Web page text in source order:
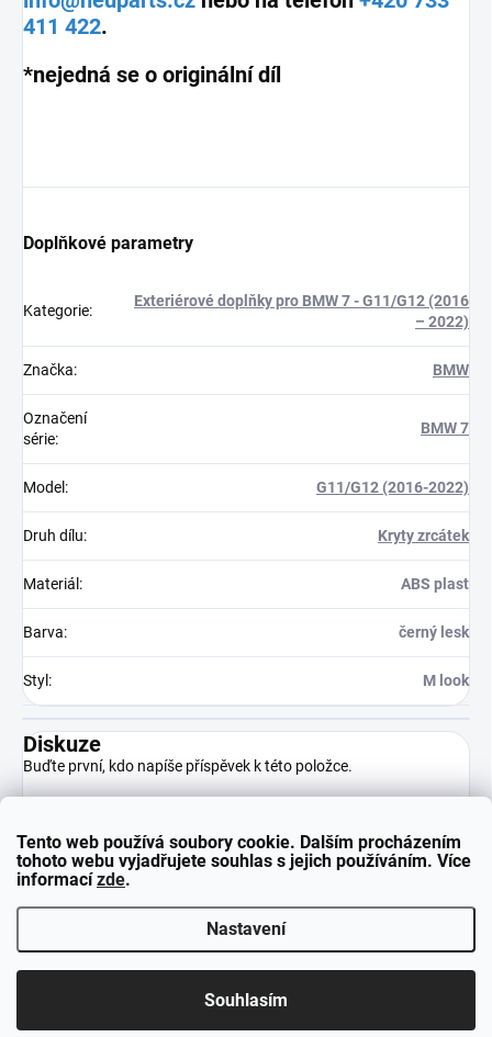
Tento web používá soubory cookie. Dalším procházením
tohoto webu vyjadřujete souhlas s jejich používáním. Více
informacízde.
Nastavení
Souhlasím
411 422.
*nejedná se o originální díl
Doplňkové parametry
Kategorie:
Exteriérové doplňky pro BMW 7 - G11/G12 (2016
– 2022)
Značka: BMW
Označení
série:
BMW 7
Model : G11/G12 (2016-2022)
Druh dílu: Kryty zrcátek
Materiál : ABS plast
Barva: černý lesk
Styl : M look
Diskuze
Buďte první, kdo napíše příspěvek k této položce.
Přidat komentář
neuparts.cz. Všechna práva vyhrazena.